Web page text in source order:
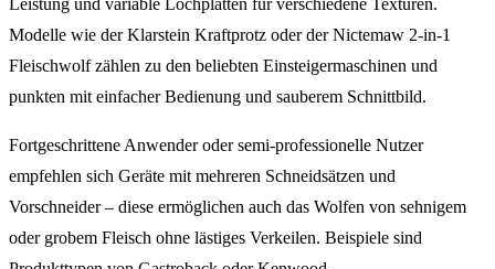
Leistung und variable Lochplatten für verschiedene Texturen.
Modelle wie der Klarstein Kraftprotz oder der Nictemaw 2-in-1
Fleischwolf zählen zu den beliebten Einsteigermaschinen und
punkten mit einfacher Bedienung und sauberem Schnittbild.
Fortgeschrittene Anwender oder semi-professionelle Nutzer
empfehlen sich Geräte mit mehreren Schneidsätzen und
Vorschneider – diese ermöglichen auch das Wolfen von sehnigem
oder grobem Fleisch ohne lästiges Verkeilen. Beispiele sind